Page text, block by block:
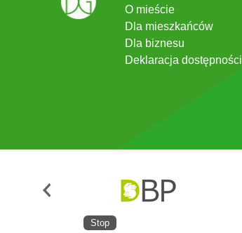
O mieście
Dla mieszkańców
Dla biznesu
Deklaracja dostępności
Stop